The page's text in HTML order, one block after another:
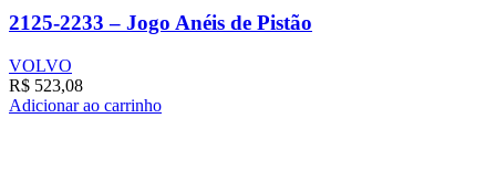
2125-2233 – Jogo Anéis de Pistão
VOLVO
R$ 523,08
Adicionar ao carrinho